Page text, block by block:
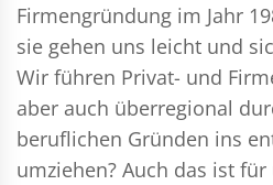
Firmengründung im Jahr
sie gehen uns leicht und
Wir führen Privat- und
aber auch überregional
beruflichen Gründen ins
umziehen? Auch das ist